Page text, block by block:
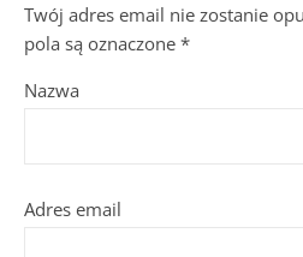
Twój adres email nie zostanie
pola są oznaczone *
Nazwa
Adres email